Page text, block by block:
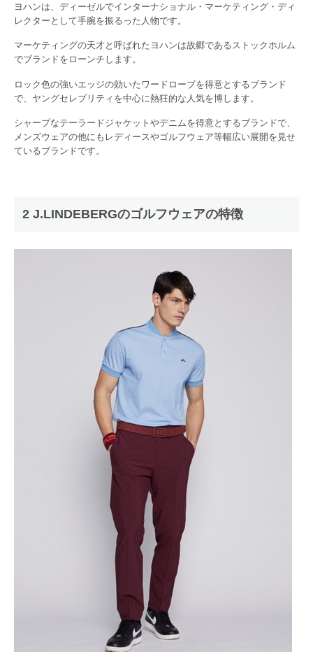
ヨハンは、ディーゼルでインターナショナル・マーケティング・ディ
レクターとして手腕を振るった人物です。
マーケティングの天才と呼ばれたヨハンは故郷であるストックホルム
でブランドをローンチします。
ロック色の強いエッジの効いたワードローブを得意とするブランド
で、ヤングセレブリティを中心に熱狂的な人気を博します。
シャープなテーラードジャケットやデニムを得意とするブランドで、
メンズウェアの他にもレディースやゴルフウェア等幅広い展開を見せ
ているブランドです。
2 J.LINDEBERGのゴルフウェアの特徴